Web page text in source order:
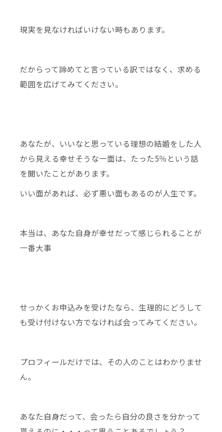
現実を見なければいけない時もあります。
だからって諦めてと言っている訳ではなく、求める
範囲を広げてみてください。
あなたが、いいなと思っている理想の結婚をした人
から見える幸せそうな一面は、たった5％という話
を聞いたことがあります。
いい面があれば、必ず悪い面もあるのが人生です。
本当は、あなた自身が幸せだって感じられることが
一番大事
せっかくお申込みを受けたなら、生理的にどうして
も受け付けない方でなければ会ってみてください。
プロフィールだけでは、その人のことはわかりませ
ん。
あなた自身だって、会ったら自分の良さを分かって